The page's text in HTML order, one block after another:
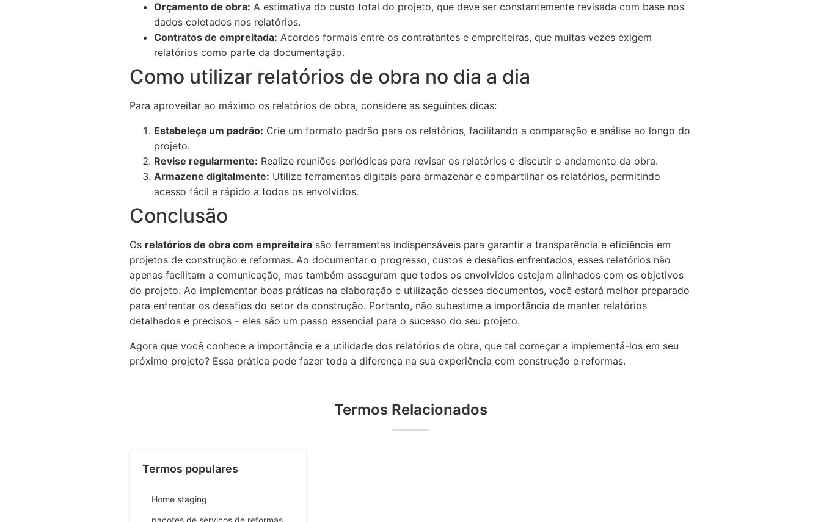
Orçamento de obra: A estimativa do custo total do projeto, que deve ser constantemente revisada com base nos
dados coletados nos relatórios.
Contratos de empreitada: Acordos formais entre os contratantes e empreiteiras, que muitas vezes exigem
relatórios como parte da documentação.
Como utilizar relatórios de obra no dia a dia
Para aproveitar ao máximo os relatórios de obra, considere as seguintes dicas:
Estabeleça um padrão: Crie um formato padrão para os relatórios, facilitando a comparação e análise ao longo do
projeto.
Revise regularmente: Realize reuniões periódicas para revisar os relatórios e discutir o andamento da obra.
Armazene digitalmente: Utilize ferramentas digitais para armazenar e compartilhar os relatórios, permitindo
acesso fácil e rápido a todos os envolvidos.
Conclusão
Os relatórios de obra com empreiteira são ferramentas indispensáveis para garantir a transparência e eficiência em
projetos de construção e reformas. Ao documentar o progresso, custos e desafios enfrentados, esses relatórios não
apenas facilitam a comunicação, mas também asseguram que todos os envolvidos estejam alinhados com os objetivos
do projeto. Ao implementar boas práticas na elaboração e utilização desses documentos, você estará melhor preparado
para enfrentar os desafios do setor da construção. Portanto, não subestime a importância de manter relatórios
detalhados e precisos – eles são um passo essencial para o sucesso do seu projeto.
Agora que você conhece a importância e a utilidade dos relatórios de obra, que tal começar a implementá-los em seu
próximo projeto? Essa prática pode fazer toda a diferença na sua experiência com construção e reformas.
Termos Relacionados
Termos populares
Home staging
pacotes de serviços de reformas